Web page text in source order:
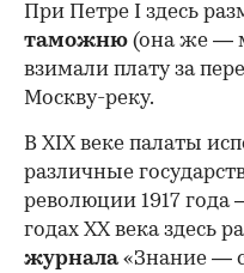
При Петре I здесь
таможню (она же —
взимали плату за
Москву-реку.
В XIX веке палаты
различные
революции 1917 года
годах XX века здесь
журнала«Знание —